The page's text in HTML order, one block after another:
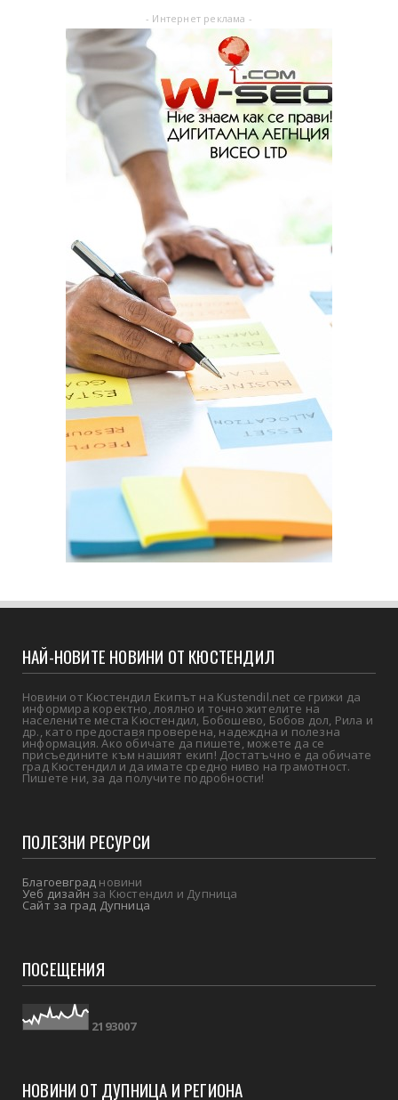
- Интернет реклама -
НАЙ-НОВИТЕ НОВИНИ ОТ КЮСТЕНДИЛ
Новини от Кюстендил Екипът на Kustendil.net се грижи да
информира коректно, лоялно и точно жителите на
населените места Кюстендил, Бобошево, Бобов дол, Рила и
др., като предоставя проверена, надеждна и полезна
информация. Ако обичате да пишете, можете да се
присъедините към нашият екип! Достатъчно е да обичате
град Кюстендил и да имате средно ниво на грамотност.
Пишете ни, за да получите подробности!
ПОЛЕЗНИ РЕСУРСИ
Благоевград новини
Уеб дизайнза Кюстендил и Дупница
Сайт за град Дупница
ПОСЕЩЕНИЯ
21 93007
НОВИНИ ОТ ДУПНИЦА И РЕГИОНА